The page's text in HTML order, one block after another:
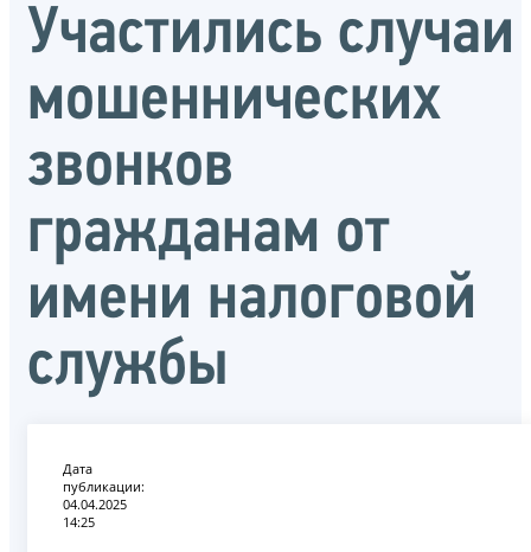
Участились случаи
мошеннических
звонков
гражданам от
имени налоговой
службы
Дата
публикации:
04.04.2025
14:25